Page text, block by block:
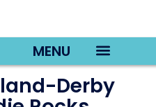
MENU
Derby